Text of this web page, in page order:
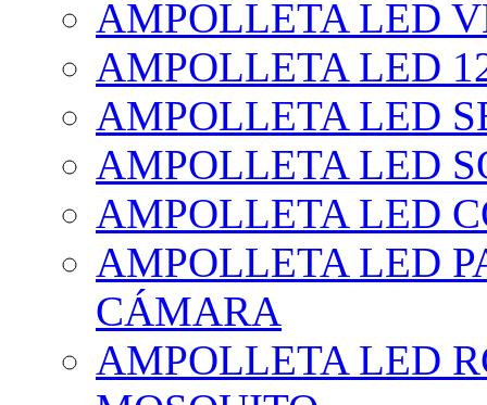
AMPOLLETA LED
AMPOLLETA LED
AMPOLLETA LED
AMPOLLETA LED
AMPOLLETA LED
AMPOLLETA LED
CÁMARA
AMPOLLETA LED